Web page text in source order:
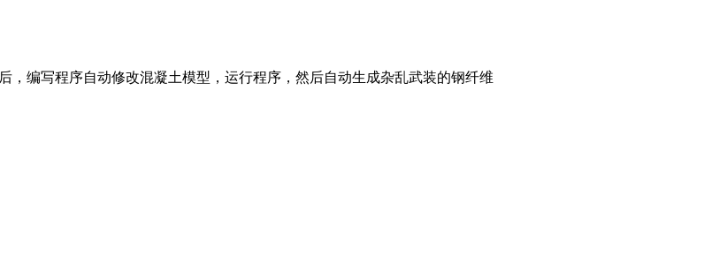
编写程序自动修改混凝土模型，运行程序，然后自动生成杂乱武装的钢纤维